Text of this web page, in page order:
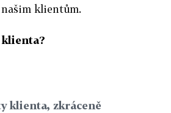
našim klientům.
klienta, zkráceně